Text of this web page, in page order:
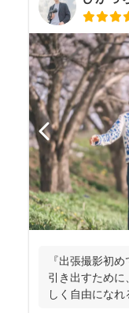
『出張撮影初
引き出すため
しく自由にな